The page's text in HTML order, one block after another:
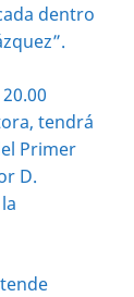
dentro
tendrá
Primer
D.